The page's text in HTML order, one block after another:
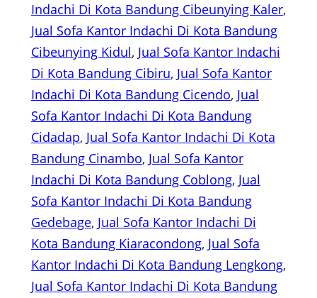
Indachi Di Kota Bandung Cibeunying Kaler
Jual Sofa Kantor Indachi Di Kota Bandung
Cibeunying Kidul, Jual Sofa Kantor Indachi
Di Kota Bandung Cibiru, Jual Sofa Kantor
Indachi Di Kota Bandung Cicendo, Jual
Sofa Kantor Indachi Di Kota Bandung
Cidadap, Jual Sofa Kantor Indachi Di Kota
Bandung Cinambo, Jual Sofa Kantor
Indachi Di Kota Bandung Coblong, Jual
Sofa Kantor Indachi Di Kota Bandung
Gedebage, Jual Sofa Kantor Indachi Di
Kota Bandung Kiaracondong, Jual Sofa
Kantor Indachi Di Kota Bandung Lengkong
Jual Sofa Kantor Indachi Di Kota Bandung